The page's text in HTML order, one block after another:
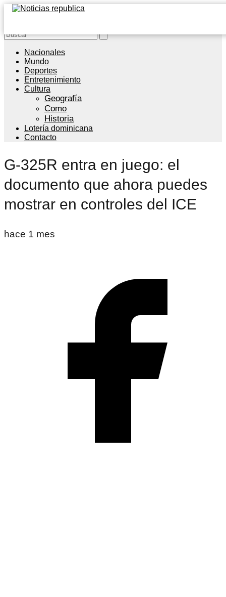
Nacionales
Mundo
Deportes
Entretenimiento
Cultura
Geografía
Como
Historia
Lotería dominicana
Contacto
G-325R entra en juego: el
documento que ahora puedes
mostrar en controles del ICE
hace 1 mes